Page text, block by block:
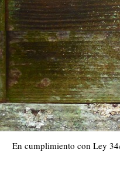
En cumplimiento con Ley